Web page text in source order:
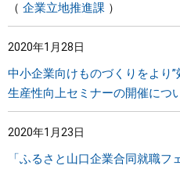
企業立地推進課
2020年1月28日
中小企業向けものづくりをより
生産性向上セミナーの開催につ
2020年1月23日
「ふるさと山口企業合同就職フ